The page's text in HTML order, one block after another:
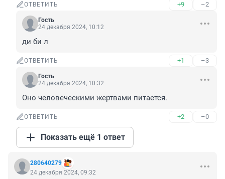
ОТВЕТИТЬ +9 –2
Гость
24 декабря 2024, 10:12
ди би л
ОТВЕТИТЬ +1 –3
Гость
24 декабря 2024, 10:32
Оно человеческими жертвами питается.
ОТВЕТИТЬ +2 –0
Показать ещё 1 ответ
280640279
24 декабря 2024, 09:32